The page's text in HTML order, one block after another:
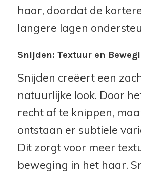
haar, doordat de
langere lagen
Snijden: Textuur en
Snijden creëert een
natuurlijke look. Door
recht af te knippen,
ontstaan er subtiele
Dit zorgt voor meer
beweging in het haar.